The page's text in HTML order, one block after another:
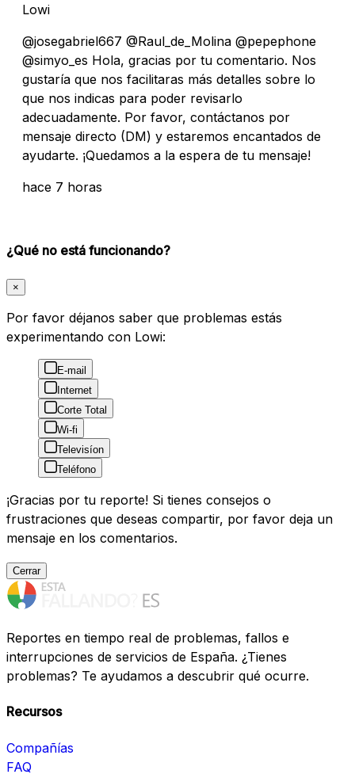
Lowi
@josegabriel667 @Raul_de_Molina @pepephone
@simyo_es Hola, gracias por tu comentario. Nos
gustaría que nos facilitaras más detalles sobre lo
que nos indicas para poder revisarlo
adecuadamente. Por favor, contáctanos por
mensaje directo (DM) y estaremos encantados de
ayudarte. ¡Quedamos a la espera de tu mensaje!
hace 7 horas
¿Qué no está funcionando?
×
Por favor déjanos saber que problemas estás
experimentando con Lowi:
E-mail
Internet
Corte Total
Wi-fi
Televisíon
Teléfono
¡Gracias por tu reporte! Si tienes consejos o
frustraciones que deseas compartir, por favor deja un
mensaje en los comentarios.
Cerrar
Reportes en tiempo real de problemas, fallos e
interrupciones de servicios de España. ¿Tienes
problemas? Te ayudamos a descubrir qué ocurre.
Recursos
Compañías
FAQ